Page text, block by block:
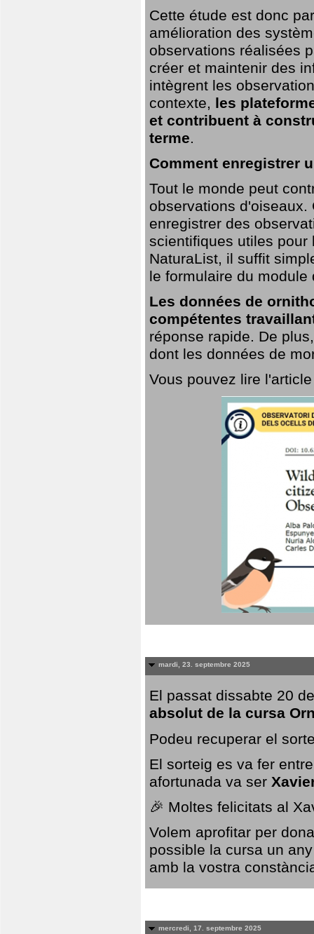
Cette étude est donc
amélioration des
observations réalisées
créer et maintenir des
intègrent les
contexte, les
et contribuent à
terme.
Comment enregistrer
Tout le monde peut
observations
enregistrer des
scientifiques utiles pour
NaturaList, il suffit
le formulaire du module
Les données de
compétentes
réponse rapide. De
dont les données de
Vous pouvez lire
mardi, 23. septembre 2025
El passat dissabte 20
absolut de la cursa
Podeu recuperar el
El sorteig es va fer
afortunada va ser
🎉 Moltes felicitats al
Volem aprofitar per
possible la cursa un
amb la vostra
mercredi, 17. septembre 2025